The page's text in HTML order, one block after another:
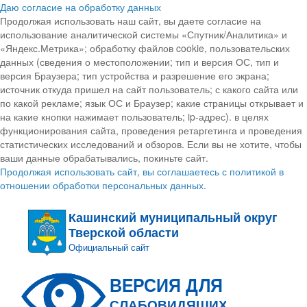
Даю согласие на обработку данных
Продолжая использовать наш сайт, вы даете согласие на
использование аналитической системы «Спутник/Аналитика» и
«Яндекс.Метрика»; обработку файлов cookie, пользовательских
данных (сведения о местоположении; тип и версия ОС, тип и
версия Браузера; тип устройства и разрешение его экрана;
источник откуда пришел на сайт пользователь; с какого сайта или
по какой рекламе; язык ОС и Браузер; какие страницы открывает и
на какие кнопки нажимает пользователь; ip-адрес). в целях
функционирования сайта, проведения ретаргетинга и проведения
статистических исследований и обзоров. Если вы не хотите, чтобы
ваши данные обрабатывались, покиньте сайт.
Продолжая использовать сайт, вы соглашаетесь с политикой в
отношении обработки персональных данных.